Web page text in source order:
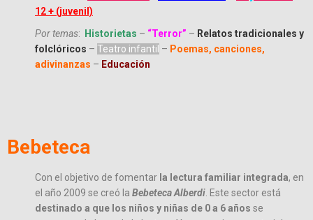
12 + (juvenil)
Por temas: Historietas – “Terror” – Relatos tradicionales y
folclóricos – Teatro infantil – Poemas, canciones,
adivinanzas – Educación
Bebeteca
Con el objetivo de fomentar la lectura familiar integrada, en
el año 2009 se creó la Bebeteca Alberdi. Este sector está
destinado a que los niños y niñas de 0 a 6 años se